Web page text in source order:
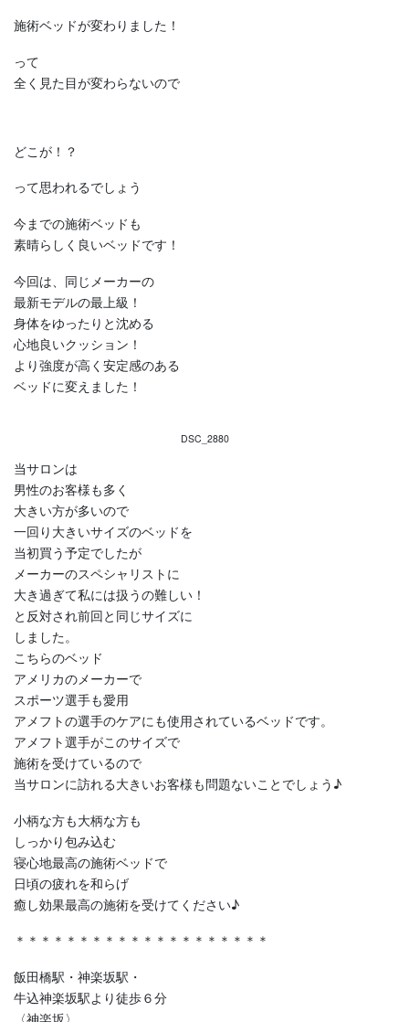
施術ベッドが変わりました！
って
全く見た目が変わらないので
どこが！？
って思われるでしょう
今までの施術ベッドも
素晴らしく良いベッドです！
今回は、同じメーカーの
最新モデルの最上級！
身体をゆったりと沈める
心地良いクッション！
より強度が高く安定感のある
ベッドに変えました！
DSC_2880
当サロンは
男性のお客様も多く
大きい方が多いので
一回り大きいサイズのベッドを
当初買う予定でしたが
メーカーのスペシャリストに
大き過ぎて私には扱うの難しい！
と反対され前回と同じサイズに
しました。
こちらのベッド
アメリカのメーカーで
スポーツ選手も愛用
アメフトの選手のケアにも使用されているベッドです。
アメフト選手がこのサイズで
施術を受けているので
当サロンに訪れる大きいお客様も問題ないことでしょう♪
小柄な方も大柄な方も
しっかり包み込む
寝心地最高の施術ベッドで
日頃の疲れを和らげ
癒し効果最高の施術を受けてください♪
＊＊＊＊＊＊＊＊＊＊＊＊＊＊＊＊＊＊＊＊
飯田橋駅・神楽坂駅・
牛込神楽坂駅より徒歩６分